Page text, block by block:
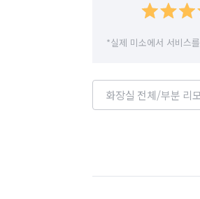
*실제 미소에서 서비스